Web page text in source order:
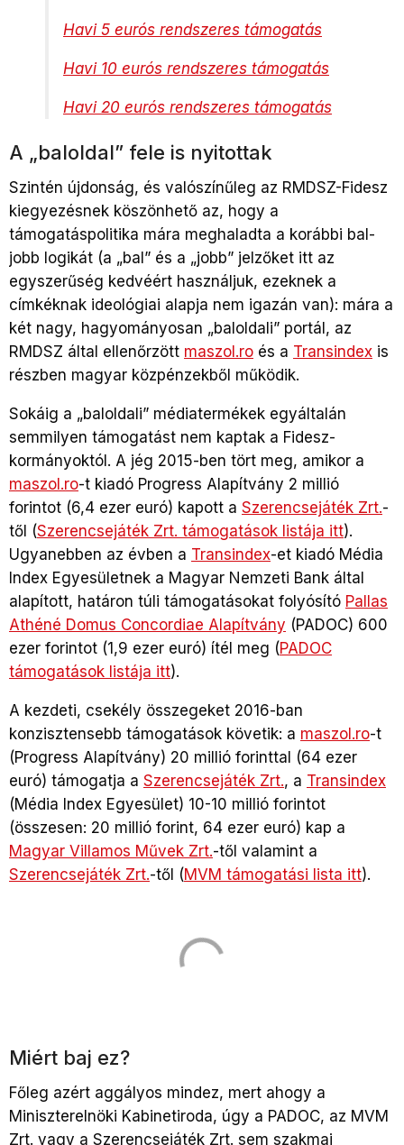
Havi 5 eurós rendszeres támogatás
Havi 10 eurós rendszeres támogatás
Havi 20 eurós rendszeres támogatás
A „baloldal” fele is nyitottak
Szintén újdonság, és valószínűleg az RMDSZ-Fidesz
kiegyezésnek köszönhető az, hogy a
támogatáspolitika mára meghaladta a korábbi bal-
jobb logikát (a „bal” és a „jobb” jelzőket itt az
egyszerűség kedvéért használjuk, ezeknek a
címkéknak ideológiai alapja nem igazán van): mára a
két nagy, hagyományosan „baloldali” portál, az
RMDSZ által ellenőrzött maszol.ro és a Transindex is
részben magyar közpénzekből működik.
Sokáig a „baloldali” médiatermékek egyáltalán
semmilyen támogatást nem kaptak a Fidesz-
kormányoktól. A jég 2015-ben tört meg, amikor a
maszol.ro-t kiadó Progress Alapítvány 2 millió
forintot (6,4 ezer euró) kapott a Szerencsejáték Zrt.-
től (Szerencsejáték Zrt. támogatások listája itt).
Ugyanebben az évben a Transindex-et kiadó Média
Index Egyesületnek a Magyar Nemzeti Bank által
alapított, határon túli támogatásokat folyósító Pallas
Athéné Domus Concordiae Alapítvány (PADOC) 600
ezer forintot (1,9 ezer euró) ítél meg (PADOC
támogatások listája itt).
A kezdeti, csekély összegeket 2016-ban
konzisztensebb támogatások követik: a maszol.ro-t
(Progress Alapítvány) 20 millió forinttal (64 ezer
euró) támogatja a Szerencsejáték Zrt., a Transindex
(Média Index Egyesület) 10-10 millió forintot
(összesen: 20 millió forint, 64 ezer euró) kap a
Magyar Villamos Művek Zrt.-től valamint a
Szerencsejáték Zrt.-től (MVM támogatási lista itt).
Miért baj ez?
Főleg azért aggályos mindez, mert ahogy a
Miniszterelnöki Kabinetiroda, úgy a PADOC, az MVM
Zrt. vagy a Szerencsejáték Zrt. sem szakmai